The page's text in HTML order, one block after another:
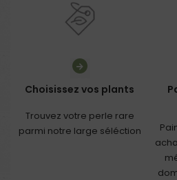
Choisissez vos plants
Trouvez votre perle rare
parmi notre large séléction